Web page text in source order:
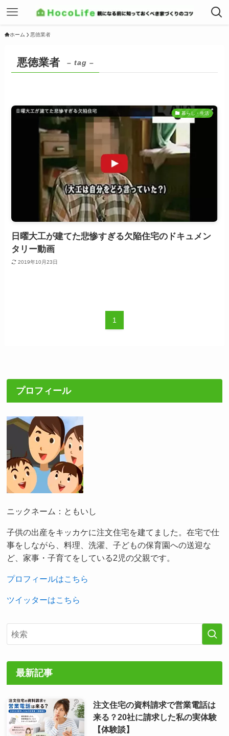
ホーム 悪徳業者
悪徳業者 – tag –
暮らし・生活
日曜大工が建てた悲惨すぎる欠陥住宅のドキュメン
タリー動画
2019年10月23日
1
プロフィール
ニックネーム：ともいし
子供の出産をキッカケに注文住宅を建てました。在宅で仕
事をしながら、料理、洗濯、子どもの保育園への送迎な
ど、家事・子育てをしている2児の父親です。
プロフィールはこちら
ツイッターはこちら
最新記事
注文住宅の資料請求で営業電話は
来る？20社に請求した私の実体験
【体験談】